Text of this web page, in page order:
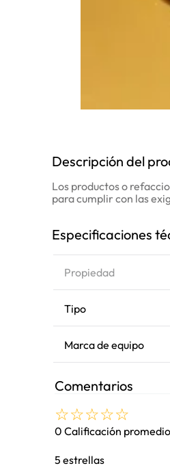
Descripción del
Los productos o
para cumplir con las
Especificaciones
Propiedad
Tipo
Marca de equipo
Comentarios
☆☆☆☆☆
0 Calificación promedio
5 estrellas